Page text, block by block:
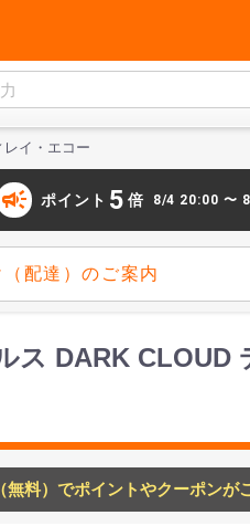
レイ・エコー
campaign ポイント 5 倍 8/4 20:00 〜
配達）のご案内
DARK CLOUD
無料）でポイントやクーポンが